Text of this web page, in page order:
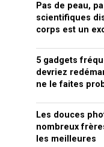
Pas de peau,
scientifiques
corps est un
5 gadgets
devriez
ne le faites
Les douces
nombreux
les meilleures